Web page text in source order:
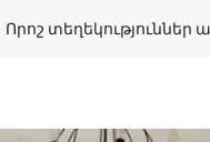
Որոշ